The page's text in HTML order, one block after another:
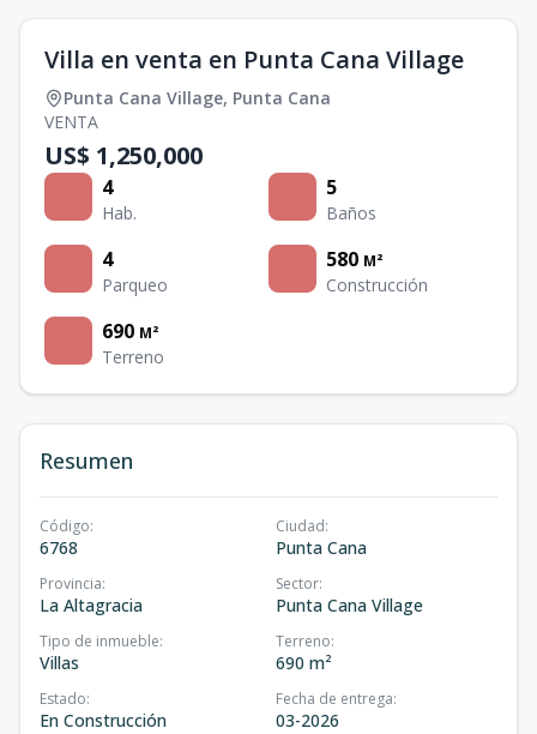
Villa en venta en Punta Cana Village
Punta Cana Village, Punta Cana
VENTA
US$ 1,250,000
4
Hab.
5
Baños
4
Parqueo
580 M²
Construcción
690 M²
Terreno
Resumen
Código:
6768
Ciudad:
Punta Cana
Provincia:
La Altagracia
Sector:
Punta Cana Village
Tipo de inmueble:
Villas
Terreno:
690 m²
Estado:
En Construcción
Fecha de entrega:
03-2026